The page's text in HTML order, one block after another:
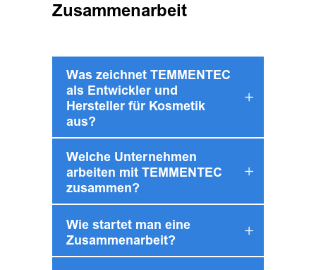
Zusammenarbeit
Was zeichnet TEMMENTEC
als Entwickler und
Hersteller für Kosmetik
aus?
Welche Unternehmen
arbeiten mit TEMMENTEC
zusammen?
Wie startet man eine
Zusammenarbeit?